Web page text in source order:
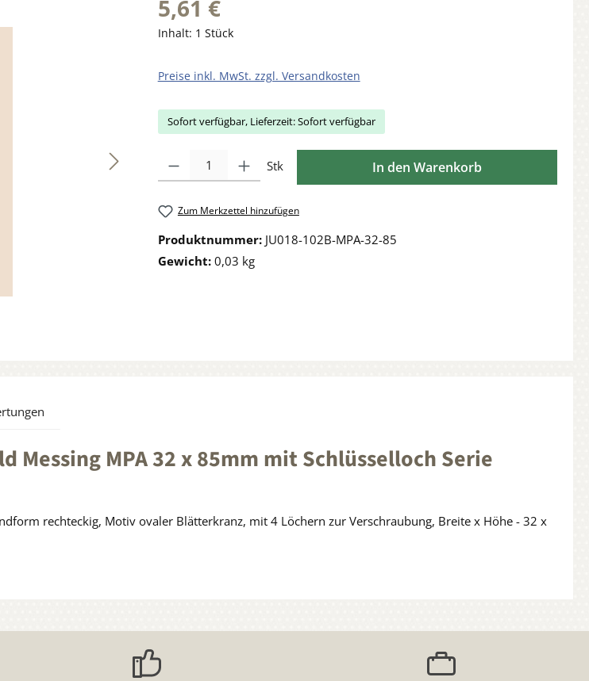
5,61 €
Inhalt: 1 Stück
Preise inkl. MwSt. zzgl. Versandkosten
Sofort verfügbar, Lieferzeit: Sofort verfügbar
Stk In den Warenkorb
Zum Merkzettel hinzufügen
Produktnummer: JU018-102B-MPA-32-85
Gewicht: 0,03 kg
MPA 32 x 85mm mit Schlüsselloch Serie
rechteckig, Motiv ovaler Blätterkranz, mit 4 Löchern zur Verschraubung, Breite x Höhe - 32 x